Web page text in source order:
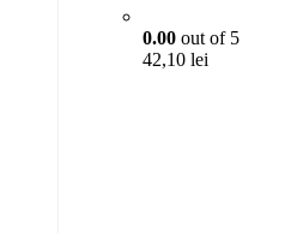
0.00 out of 5
42,10 lei